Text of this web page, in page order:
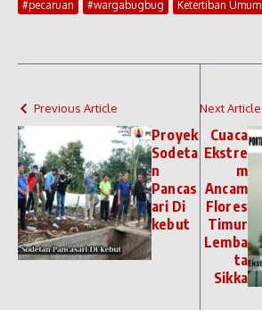
#pecaruan
#wargabugbug Ketertiban Umum
Previous Article
Proyek
Sodeta
n
Pancas
ari Di
kebut
Next Article
Cuaca
Ekstre
m
Ancam
Flores
Timur
Lemba
ta
Sikka